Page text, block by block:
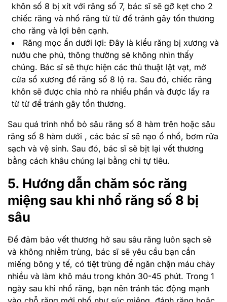
khôn số 8 bị xít với răng số 7, bác sĩ sẽ gỡ kẹt cho 2
chiếc răng và nhổ răng từ từ để tránh gây tổn thương
cho răng và lợi bên cạnh.
Răng mọc ẩn dưới lợi: Đây là kiểu răng bị xương và
nướu che phủ, thông thường sẽ không nhìn thấy
chúng. Bác sĩ sẽ thực hiện các thủ thuật lật vạt, mở
cửa sổ xương để răng số 8 lộ ra. Sau đó, chiếc răng
khôn sẽ được chia nhỏ ra nhiều phần và được lấy ra
từ từ để tránh gây tổn thương.
Sau quá trình nhổ bỏ sâu răng số 8 hàm trên hoặc sâu
răng số 8 hàm dưới , các bác sĩ sẽ nạo ổ nhổ, bơm rửa
sạch và vệ sinh. Sau đó, bác sĩ sẽ bịt lại vết thương
bằng cách khâu chúng lại bằng chỉ tự tiêu.
5. Hướng dẫn chăm sóc răng
miệng sau khi nhổ răng số 8 bị
sâu
Để đảm bảo vết thương hở sau sâu răng luôn sạch sẽ
và không nhiễm trùng, bác sĩ sẽ yêu cầu bạn cắn
miếng bông y tế, có tiệt trùng để ngăn chặn máu chảy
nhiều và làm khô máu trong khỏn 30-45 phút. Trong 1
ngày sau khi nhổ răng, bạn nên tránh tác động mạnh